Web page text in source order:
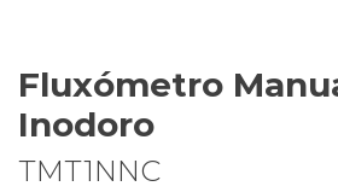
Fluxómetro
Inodoro
TMT1NNC